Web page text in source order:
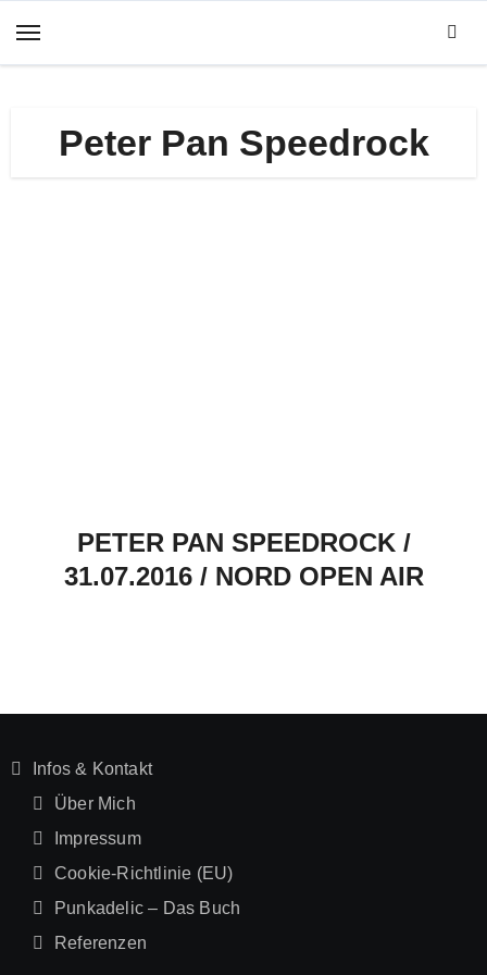
Inhalt
Peter Pan Speedrock
PETER PAN SPEEDROCK /
31.07.2016 / NORD OPEN AIR
Infos & Kontakt
Über Mich
Impressum
Cookie-Richtlinie (EU)
Punkadelic – Das Buch
Referenzen